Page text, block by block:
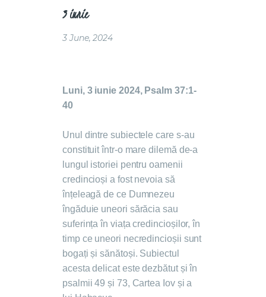
CONTACT
3 iunie
3 June, 2024
Luni, 3 iunie 2024, Psalm 37:1-
40
Unul dintre subiectele care s-au
constituit într-o mare dilemă de-a
lungul istoriei pentru oamenii
credincioși a fost nevoia să
înțeleagă de ce Dumnezeu
îngăduie uneori sărăcia sau
suferința în viața credincioșilor, în
timp ce uneori necredincioșii sunt
bogați și sănătoși. Subiectul
acesta delicat este dezbătut și în
psalmii 49 și 73, Cartea Iov și a